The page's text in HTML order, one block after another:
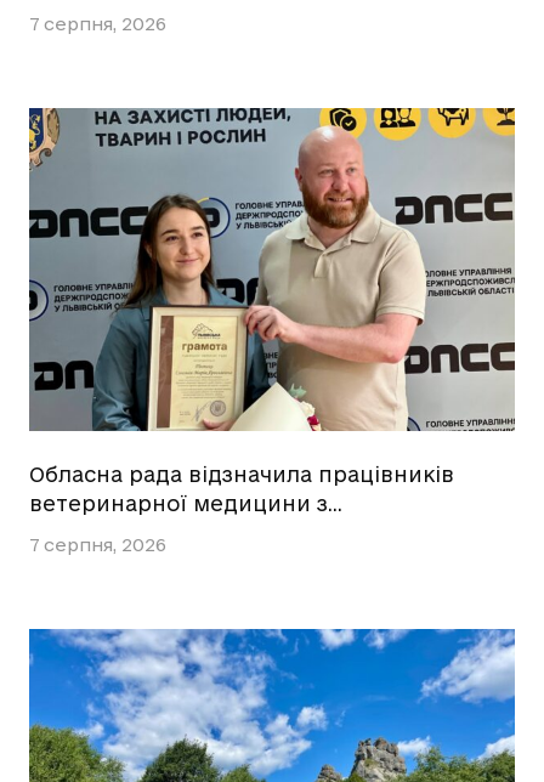
7 серпня, 2026
Обласна рада відзначила працівників
ветеринарної медицини з…
7 серпня, 2026